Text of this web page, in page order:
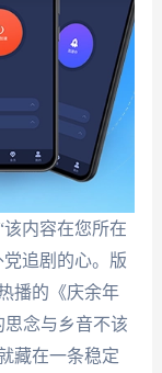
内容在您所在
追剧的心。版
播的《庆余年
念与乡音不该
藏在一条稳定